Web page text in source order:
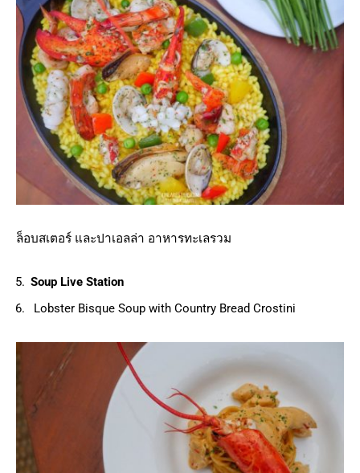
ล็อบสเตอร์ และปาเอลล่า อาหารทะเลรวม
Soup Live Station
Lobster Bisque Soup with Country Bread Crostini